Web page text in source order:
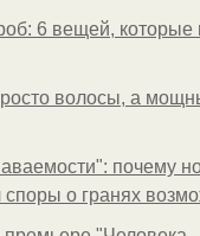
6 вещей, которые
волосы, а
почему
о гранях